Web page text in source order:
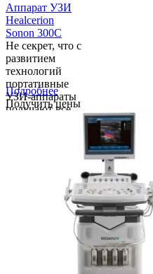
Аппарат УЗИ
Healcerion
Sonon 300C
Не секрет, что с
развитием
технологий
портативные
УЗИ-аппараты
получают все
изображения и
экономический
Подробнее
Получить цены